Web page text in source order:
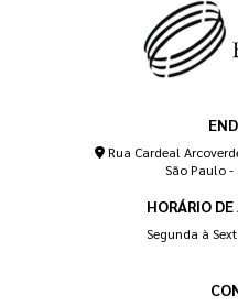
Rua Cardeal
São Paulo -
HORÁRIO
Segunda à